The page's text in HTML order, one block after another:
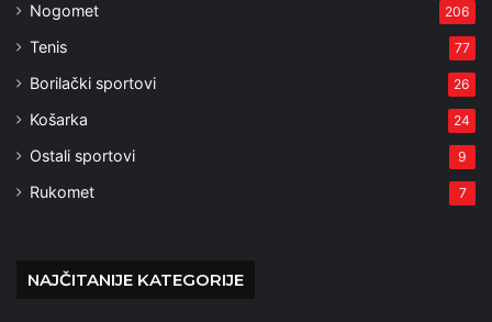
Nogomet 206
Tenis 77
Borilački sportovi 26
Košarka 24
Ostali sportovi 9
Rukomet 7
NAJČITANIJE KATEGORIJE